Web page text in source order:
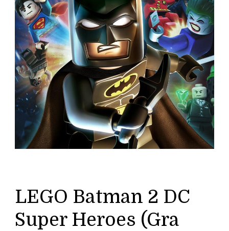
LEGO Batman 2 DC
Super Heroes (Gra